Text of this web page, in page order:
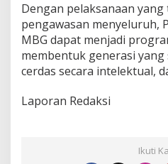
Dengan pelaksanaan
pengawasan menyeluruh,
MBG dapat menjadi
membentuk generasi yang
cerdas secara intelektual,
Laporan Redaksi
Ikuti